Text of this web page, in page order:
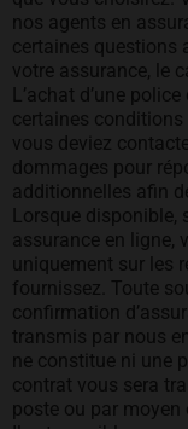
nos agents en
certaines questions
votre assurance, le
L’achat d’une
certaines
vous deviez
dommages pour
additionnelles afin
Lorsque disponible,
assurance en ligne,
uniquement sur les
fournissez. Toute
confirmation
transmis par nous
ne constitue ni une
contrat vous sera
poste ou par moyen